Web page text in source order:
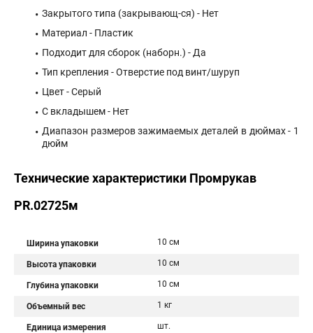
Закрытого типа (закрывающ-ся) - Нет
Материал - Пластик
Подходит для сборок (наборн.) - Да
Тип крепления - Отверстие под винт/шуруп
Цвет - Серый
С вкладышем - Нет
Диапазон размеров зажимаемых деталей в дюймах - 1
дюйм
Технические характеристики Промрукав
PR.02725м
Ширина упаковки 10 см
Высота упаковки 10 см
Глубина упаковки 10 см
Объемный вес 1 кг
Единица измерения шт.